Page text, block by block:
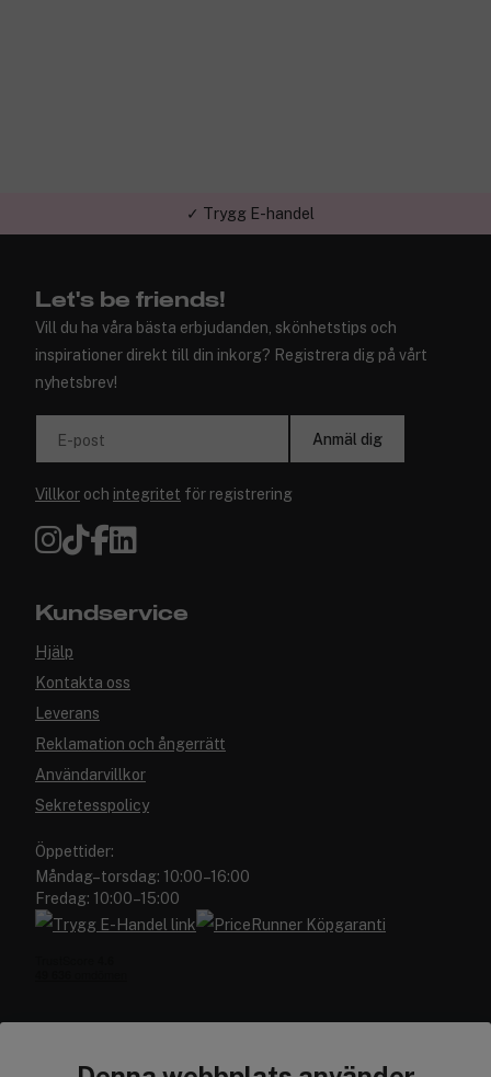
✓ Trygg E-handel
Let's be friends!
Vill du ha våra bästa erbjudanden, skönhetstips och
inspirationer direkt till din inkorg? Registrera dig på vårt
nyhetsbrev!
E-post Anmäl dig
Villkor och integritet för registrering
Kundservice
Hjälp
Kontakta oss
Leverans
Reklamation och ångerrätt
Användarvillkor
Sekretesspolicy
Öppettider:
Måndag–torsdag: 10:00–16:00
Fredag: 10:00–15:00